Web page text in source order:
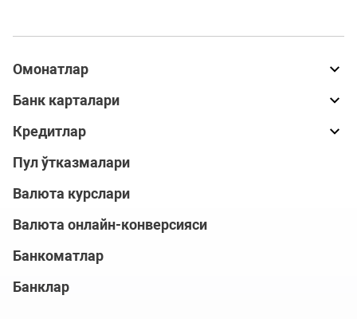
Омонатлар
Банк карталари
Кредитлар
Пул ўтказмалари
Валюта курслари
Валюта онлайн-конверсияси
Банкоматлар
Банклар